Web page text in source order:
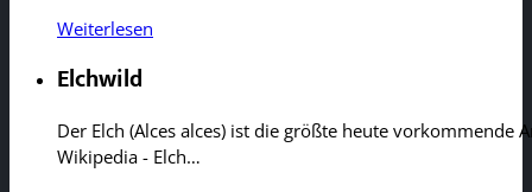
Weiterlesen
Elchwild
Der Elch (Alces alces) ist die größte heute
Wikipedia - Elch…